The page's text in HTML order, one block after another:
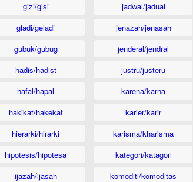
gizi/gisi
gladi/geladi
gubuk/gubug
hadis/hadist
hafal/hapal
hakikat/hakekat
hierarki/hirarki
hipotesis/hipotesa
ijazah/ijasah
jadwal/jadual
jenazah/jenasah
jenderal/jendral
justru/justeru
karena/karna
karier/karir
karisma/kharisma
kategori/katagori
komoditi/komoditas